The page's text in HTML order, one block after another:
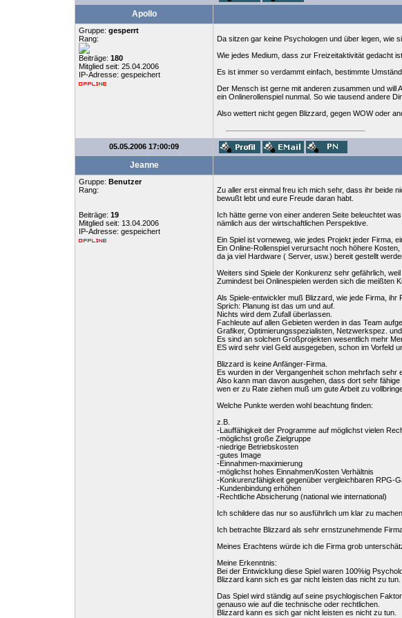
Apollo
Gruppe: gesperrt
Rang:
Beiträge: 180
Mitglied seit: 25.04.2006
IP-Adresse: gespeichert
Da sitzen gar keine Psychologen und über legen, wie
Wie jedes Medium, dass zur Freizeitaktivität gedacht
Es ist immer so verdammt einfach, bestimmte
Der Mensch ist gerne mit anderen zusammen und will
ein Onlinerollenspiel nunmal. So wie tausend andere
Also wettert nicht gegen Blizzard, gegen WOW oder
05.05.2006 17:00:09
Jeanne
Gruppe: Benutzer
Rang:
Beiträge: 19
Mitglied seit: 13.04.2006
IP-Adresse: gespeichert
Zu aller erst einmal freu ich mich sehr, dass ihr beide
bewußt lebt und eure Freude daran habt.
Ich hätte gerne von einer anderen Seite beleuchtet
nämlich aus der wirtschaftlichen Perspektive.
Ein Spiel ist vorneweg, wie jedes Projekt jeder Firma,
Ein Online-Rollenspiel verursacht noch höhere Kosten,
da ja viel Hardware ( Server, usw.) bereit gestellt
Weiters sind Spiele der Konkurenz sehr gefährlich,
Zumindest bei Onlinespielen werden sich die meißten
Als Spiele-entwickler muß Blizzard, wie jede Firma, ihr
Sprich: Planung ist das um und auf.
Nichts wird dem Zufall überlassen.
Fachleute auf allen Gebieten werden in das Team
Grafiker, Optimierungsspezialisten, Netzwerkspez. und
Es sind an solchen Großprojekten wesentlich mehr
ES wird sehr viel Geld ausgegeben, schon im Vorfeld
Blizzard is keine Anfänger-Firma.
Es wurden in der Vergangenheit schon mehrfach sehr
Also kann man davon ausgehen, dass dort sehr
wen er zu Rate ziehen muß um gute Arbeit zu
Welche Punkte werden wohl beachtung finden:
z.B.
-Lauffähigkeit der Programme auf möglichst vielen
-möglichst große Zielgruppe
-niedrige Betriebskosten
-gutes Image
-Einnahmen-maximierung
-möglichst hohes Einnahmen/Kosten Verhältnis
-Konkurenzfähigkeit gegenüber vergleichbaren RPG-
-Kundenbindung erhöhen
-Rechtliche Absicherung (national wie international)
Ich schildere das nur so ausführlich um klar zu
Ich betrachte Blizzard als sehr ernstzunehmende
Meines Erachtens würde ich die Firma grob
Meine Erkenntnis:
Bei der Entwicklung diese Spiel waren 100%ig
Blizzard kann sich es gar nicht leisten das nicht zu tun.
Das Spiel wird ständig auf seine psychlogischen
genauso wie auf die technische oder rechtlichen.
Blizzard kann es sich gar nicht leisten es nicht zu tun.